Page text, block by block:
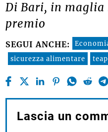
Di Bari, in
premio
SEGUI ANCHE:
sicurezza alimentare
Lascia un